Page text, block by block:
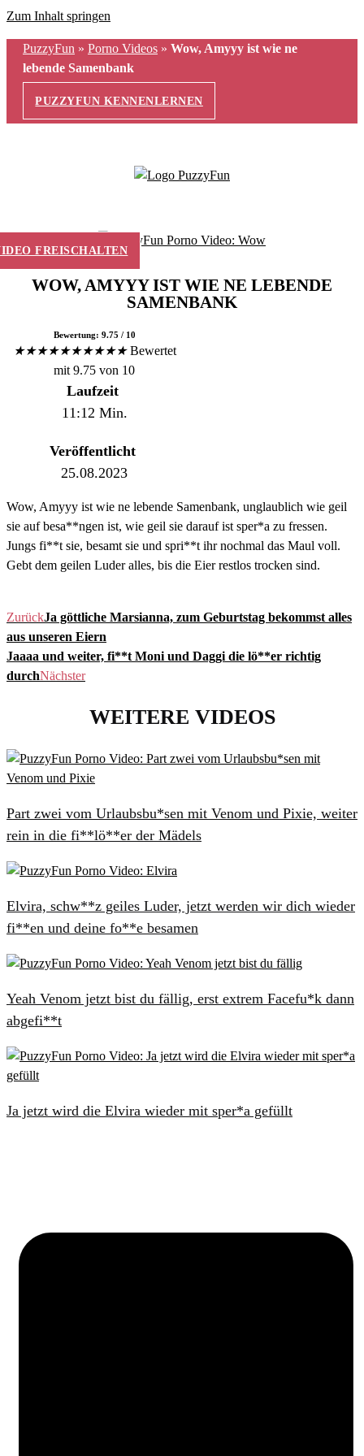
Zum Inhalt springen
PuzzyFun » Porno Videos » Wow, Amyyy ist wie ne
lebende Samenbank
PUZZYFUN KENNENLERNEN
FREISCHALTEN
WOW, AMYYY IST WIE NE LEBENDE
SAMENBANK
Bewertung: 9.75 / 10
★★★★★★★★★★ Bewertet
mit 9.75 von 10
Laufzeit
11:12 Min.
Veröffentlicht
25.08.2023
Wow, Amyyy ist wie ne lebende Samenbank, unglaublich wie geil
sie auf besa**ngen ist, wie geil sie darauf ist sper*a zu fressen.
Jungs fi**t sie, besamt sie und spri**t ihr nochmal das Maul voll.
Gebt dem geilen Luder alles, bis die Eier restlos trocken sind.
ZurückJa göttliche Marsianna, zum Geburtstag bekommst alles
aus unseren Eiern
Jaaaa und weiter, fi**t Moni und Daggi die lö**er richtig
durchNächster
WEITERE VIDEOS
Part zwei vom Urlaubsbu*sen mit Venom und Pixie, weiter
rein in die fi**lö**er der Mädels
Elvira, schw**z geiles Luder, jetzt werden wir dich wieder
fi**en und deine fo**e besamen
Yeah Venom jetzt bist du fällig, erst extrem Facefu*k dann
abgefi**t
Ja jetzt wird die Elvira wieder mit sper*a gefüllt